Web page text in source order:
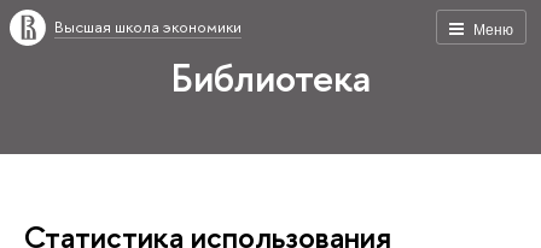
Меню
Высшая школа экономики
Библиотека
Статистика использования